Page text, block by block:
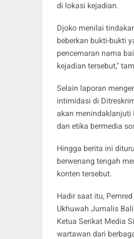
di lokasi kejadian.
Djoko menilai
beberkan bukti-bukti
pencemaran nama
kejadian tersebut,"
Selain laporan
intimidasi di
akan menindaklanjuti
dan etika bermedia
Hingga berita ini
berwenang tengah
konten tersebut.
Hadir saat itu,
Ukhuwah Jurnalis
Ketua Serikat Media
wartawan dari